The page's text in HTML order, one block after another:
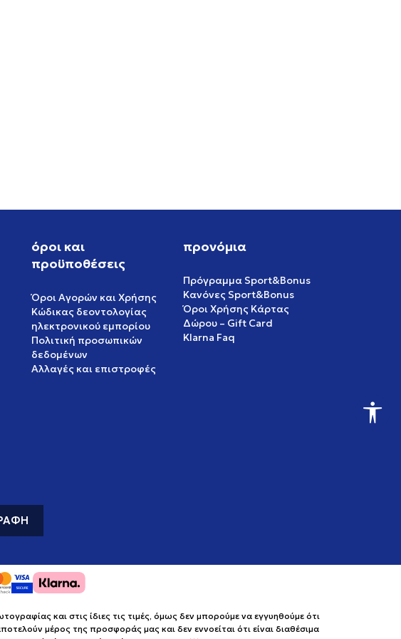
όροι και
προϋποθέσεις
Όροι Αγορών και Χρήσης
Κώδικας δεοντολογίας
ηλεκτρονικού εμπορίου
Πολιτική προσωπικών
δεδομένων
Αλλαγές και επιστροφές
προνόμια
Πρόγραμμα Sport&Bonus
Κανόνες Sport&Bonus
Όροι Χρήσης Κάρτας
Δώρου – Gift Card
Klarna Faq
και στις ίδιες τις τιμές, όμως δεν μπορούμε να εγγυηθούμε ότι
μέρος της προσφοράς μας και δεν εννοείται ότι είναι διαθέσιμα